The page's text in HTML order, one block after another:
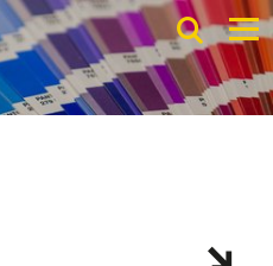
DE EN FR